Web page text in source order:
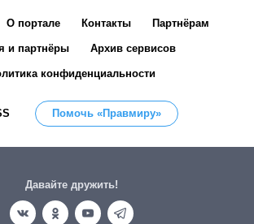
О портале Контакты Партнёрам
и партнёры Архив сервисов
конфиденциальности
Помочь «Правмиру»
Давайте дружить!